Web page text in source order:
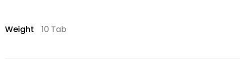
Weight 10 Tab